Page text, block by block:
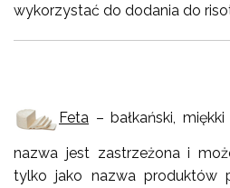
wykorzystać do dodania do
Feta – bałkański,
nazwa jest zastrzeżona i
tylko jako nazwa produktów